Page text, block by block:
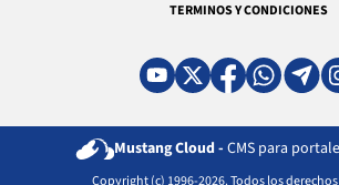
TERMINOS Y CONDICIONES
Mustang Cloud - CMS para